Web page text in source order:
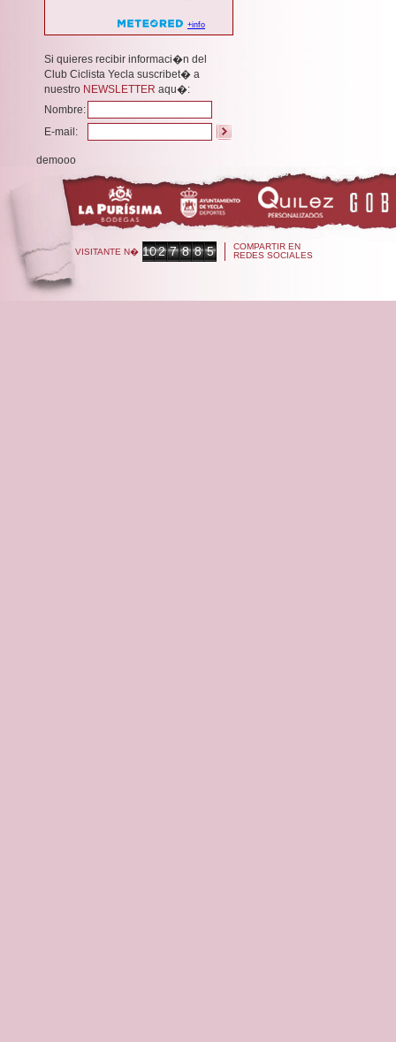
Si quieres recibir informaci�n del
Club Ciclista Yecla suscribet� a
nuestro NEWSLETTER aqu�:
Nombre:
E-mail:
demooo
VISITANTE N� 102 7 8 8 5
COMPARTIR EN
REDES SOCIALES